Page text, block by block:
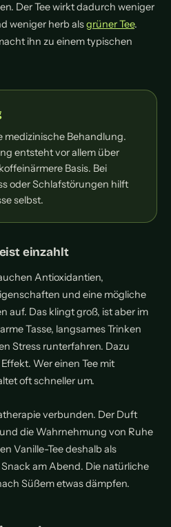
Der Tee wirkt dadurch weniger
weniger herb alsgrüner Tee.
ihn zu einem typischen
medizinische Behandlung.
entsteht vor allem über
Basis. Bei
oder Schlafstörungen hilft
selbst.
einzahlt
Antioxidantien,
und eine mögliche
auf. Das klingt groß, ist aber im
Tasse, langsames Trinken
Stress runterfahren. Dazu
Wer einen Tee mit
oft schneller um.
verbunden. Der Duft
die Wahrnehmung von Ruhe
Vanille-Tee deshalb als
am Abend. Die natürliche
Süßem etwas dämpfen.